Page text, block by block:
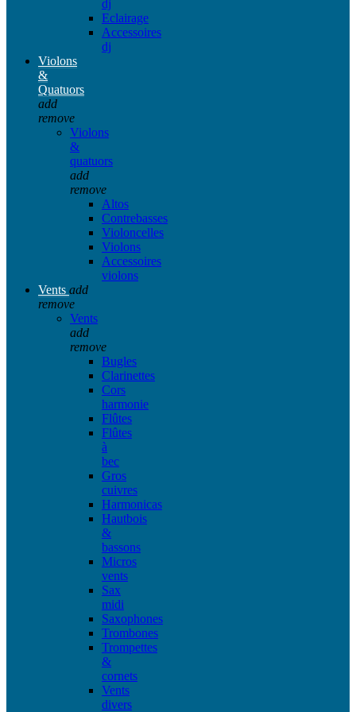
dj
Eclairage
Accessoires
dj
Violons
&
Quatuors
add
remove
Violons
&
quatuors
add
remove
Altos
Contrebasses
Violoncelles
Violons
Accessoires
violons
Vents add
remove
Vents
add
remove
Bugles
Clarinettes
Cors
harmonie
Flûtes
Flûtes
à
bec
Gros
cuivres
Harmonicas
Hautbois
&
bassons
Micros
vents
Sax
midi
Saxophones
Trombones
Trompettes
&
cornets
Vents
divers